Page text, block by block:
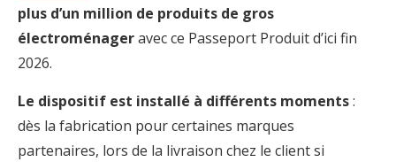
plus d’un million de produits de gros
électroménageravec ce Passeport Produit d’ici fin
2026.
Le dispositif est installé à différents moments:
dès la fabrication pour certaines marques
partenaires, lors de la livraison chez le client si